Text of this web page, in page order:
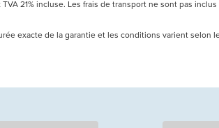
21% incluse. Les frais de transport ne sont pas
exacte de la garantie et les conditions varient